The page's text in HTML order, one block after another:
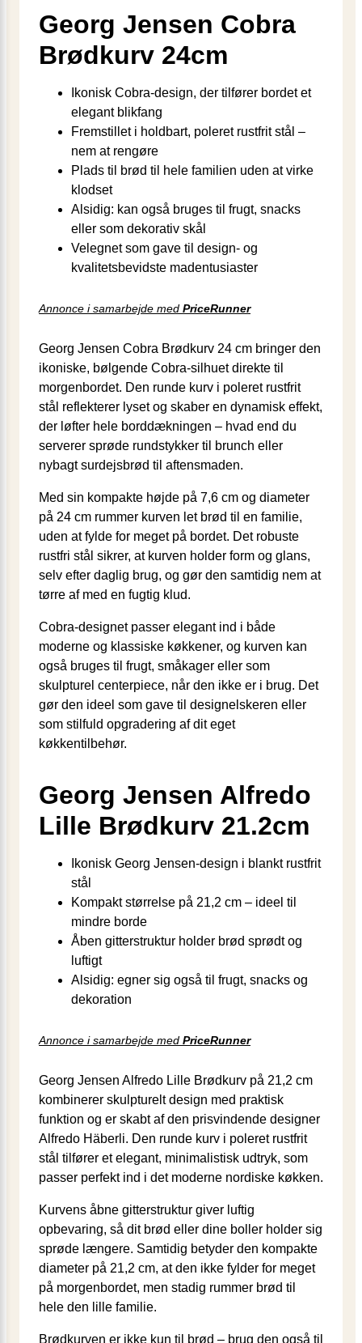
Georg Jensen Cobra
Brødkurv 24cm
Ikonisk Cobra‐design, der tilfører bordet et
elegant blikfang
Fremstillet i holdbart, poleret rustfrit stål –
nem at rengøre
Plads til brød til hele familien uden at virke
klodset
Alsidig: kan også bruges til frugt, snacks
eller som dekorativ skål
Velegnet som gave til design‐ og
kvalitetsbevidste madentusiaster
Annonce i samarbejde med PriceRunner
Georg Jensen Cobra Brødkurv 24 cm bringer den
ikoniske, bølgende Cobra‐silhuet direkte til
morgenbordet. Den runde kurv i poleret rustfrit
stål reflekterer lyset og skaber en dynamisk effekt,
der løfter hele borddækningen – hvad end du
serverer sprøde rundstykker til brunch eller
nybagt surdejsbrød til aftensmaden.
Med sin kompakte højde på 7,6 cm og diameter
på 24 cm rummer kurven let brød til en familie,
uden at fylde for meget på bordet. Det robuste
rustfri stål sikrer, at kurven holder form og glans,
selv efter daglig brug, og gør den samtidig nem at
tørre af med en fugtig klud.
Cobra‐designet passer elegant ind i både
moderne og klassiske køkkener, og kurven kan
også bruges til frugt, småkager eller som
skulpturel centerpiece, når den ikke er i brug. Det
gør den ideel som gave til designelskeren eller
som stilfuld opgradering af dit eget
køkkentilbehør.
Georg Jensen Alfredo
Lille Brødkurv 21.2cm
Ikonisk Georg Jensen-design i blankt rustfrit
stål
Kompakt størrelse på 21,2 cm – ideel til
mindre borde
Åben gitterstruktur holder brød sprødt og
luftigt
Alsidig: egner sig også til frugt, snacks og
dekoration
Annonce i samarbejde med PriceRunner
Georg Jensen Alfredo Lille Brødkurv på 21,2 cm
kombinerer skulpturelt design med praktisk
funktion og er skabt af den prisvindende designer
Alfredo Häberli. Den runde kurv i poleret rustfrit
stål tilfører et elegant, minimalistisk udtryk, som
passer perfekt ind i det moderne nordiske køkken.
Kurvens åbne gitterstruktur giver luftig
opbevaring, så dit brød eller dine boller holder sig
sprøde længere. Samtidig betyder den kompakte
diameter på 21,2 cm, at den ikke fylder for meget
på morgenbordet, men stadig rummer brød til
hele den lille familie.
Brødkurven er ikke kun til brød – brug den også til